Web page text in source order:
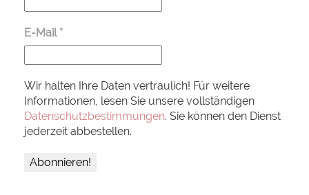
E-Mail *
Wir halten Ihre Daten vertraulich! Für weitere
Informationen, lesen Sie unsere vollständigen
Datenschutzbestimmungen. Sie können den Dienst
jederzeit abbestellen.